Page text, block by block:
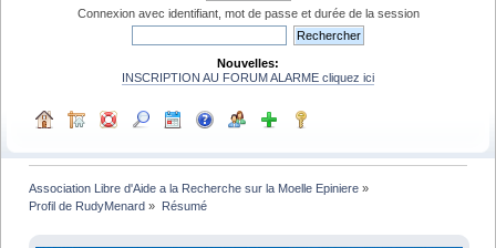
Connexion avec identifiant, mot de passe et durée de la session
Nouvelles:
INSCRIPTION AU FORUM ALARME cliquez ici
Association Libre d'Aide a la Recherche sur la Moelle Epiniere »
Profil de RudyMenard » Résumé